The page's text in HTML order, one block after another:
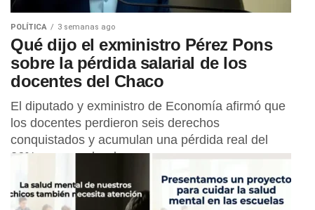
POLÍTICA 3 semanas ago
Qué dijo el exministro Pérez Pons
sobre la pérdida salarial de los
docentes del Chaco
El diputado y exministro de Economía afirmó que
los docentes perdieron seis derechos
conquistados y acumulan una pérdida real del
26% en su poder de compra